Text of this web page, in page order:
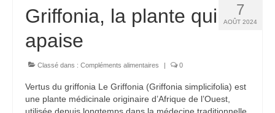
7
AOÛT 2024
Griffonia, la plante qui
apaise
Classé dans : Compléments alimentaires | 0
Vertus du griffonia Le Griffonia (Griffonia simplicifolia) est
une plante médicinale originaire d’Afrique de l’Ouest,
utilisée depuis longtemps dans la médecine traditionnelle